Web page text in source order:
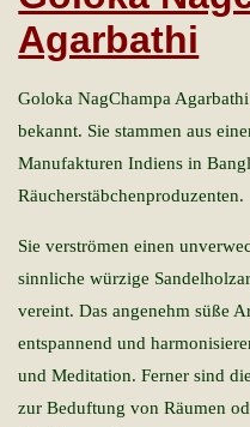
Agarbathi
Goloka NagChampa
bekannt. Sie stammen aus
Manufakturen Indiens in
Räucherstäbchenproduzenten.
Sie verströmen einen
sinnliche würzige
vereint. Das angenehm süße
entspannend und
und Meditation. Ferner sind
zur Beduftung von Räumen